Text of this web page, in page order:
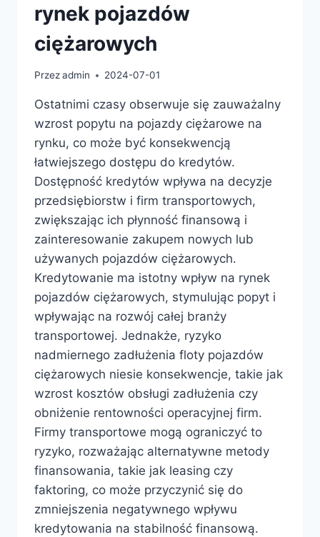
rynek pojazdów
ciężarowych
Przezadmin 2024-07-01
Ostatnimi czasy obserwuje się zauważalny
wzrost popytu na pojazdy ciężarowe na
rynku, co może być konsekwencją
łatwiejszego dostępu do kredytów.
Dostępność kredytów wpływa na decyzje
przedsiębiorstw i firm transportowych,
zwiększając ich płynność finansową i
zainteresowanie zakupem nowych lub
używanych pojazdów ciężarowych.
Kredytowanie ma istotny wpływ na rynek
pojazdów ciężarowych, stymulując popyt i
wpływając na rozwój całej branży
transportowej. Jednakże, ryzyko
nadmiernego zadłużenia floty pojazdów
ciężarowych niesie konsekwencje, takie jak
wzrost kosztów obsługi zadłużenia czy
obniżenie rentowności operacyjnej firm.
Firmy transportowe mogą ograniczyć to
ryzyko, rozważając alternatywne metody
finansowania, takie jak leasing czy
faktoring, co może przyczynić się do
zmniejszenia negatywnego wpływu
kredytowania na stabilność finansową.